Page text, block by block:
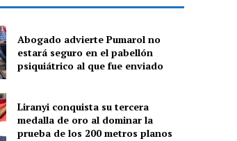
Abogado advierte Pumarol no
estará seguro en el pabellón
psiquiátrico al que fue enviado
Liranyi conquista su tercera
medalla de oro al dominar la
prueba de los 200 metros planos